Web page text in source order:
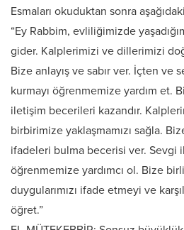
Esmaları okuduktan sonra
“Ey Rabbim, evliliğimizde
gider. Kalplerimizi ve dillerimizi
Bize anlayış ve sabır ver. İçten ve
kurmayı öğrenmemize yardım et.
iletişim becerileri kazandır.
birbirimize yaklaşmamızı sağla.
ifadeleri bulma becerisi ver. Sevgi
öğrenmemize yardımcı ol. Bize
duygularımızı ifade etmeyi ve
öğret.”